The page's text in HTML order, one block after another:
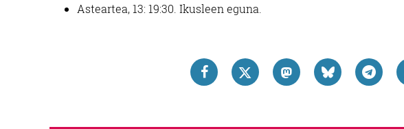
Asteartea, 13: 19:30. Ikusleen eguna.